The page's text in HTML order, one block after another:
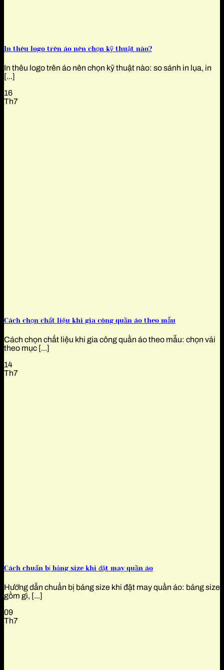
In thêu logo trên áo nên chọn kỹ thuật nào?
In thêu logo trên áo nên chọn kỹ thuật nào: so sánh in lụa, in
[...]
16
Th7
Cách chọn chất liệu khi gia công quần áo theo mẫu
Cách chọn chất liệu khi gia công quần áo theo mẫu: chọn vải
theo mục [...]
14
Th7
Cách chuẩn bị bảng size khi đặt may quần áo
Hướng dẫn chuẩn bị bảng size khi đặt may quần áo: bảng size
gồm gì, [...]
09
Th7